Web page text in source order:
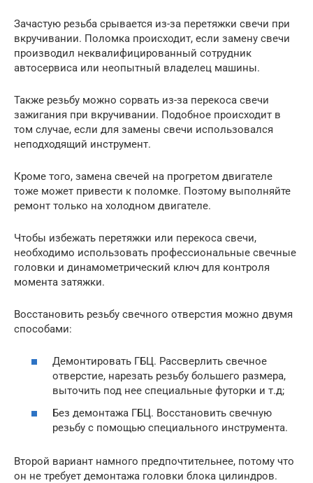
Зачастую резьба срывается из-за перетяжки свечи при
вкручивании. Поломка происходит, если замену свечи
производил неквалифицированный сотрудник
автосервиса или неопытный владелец машины.
Также резьбу можно сорвать из-за перекоса свечи
зажигания при вкручивании. Подобное происходит в
том случае, если для замены свечи использовался
неподходящий инструмент.
Кроме того, замена свечей на прогретом двигателе
тоже может привести к поломке. Поэтому выполняйте
ремонт только на холодном двигателе.
Чтобы избежать перетяжки или перекоса свечи,
необходимо использовать профессиональные свечные
головки и динамометрический ключ для контроля
момента затяжки.
Восстановить резьбу свечного отверстия можно двумя
способами:
Демонтировать ГБЦ. Рассверлить свечное
отверстие, нарезать резьбу большего размера,
выточить под нее специальные футорки и т.д;
Без демонтажа ГБЦ. Восстановить свечную
резьбу с помощью специального инструмента.
Второй вариант намного предпочтительнее, потому что
он не требует демонтажа головки блока цилиндров.